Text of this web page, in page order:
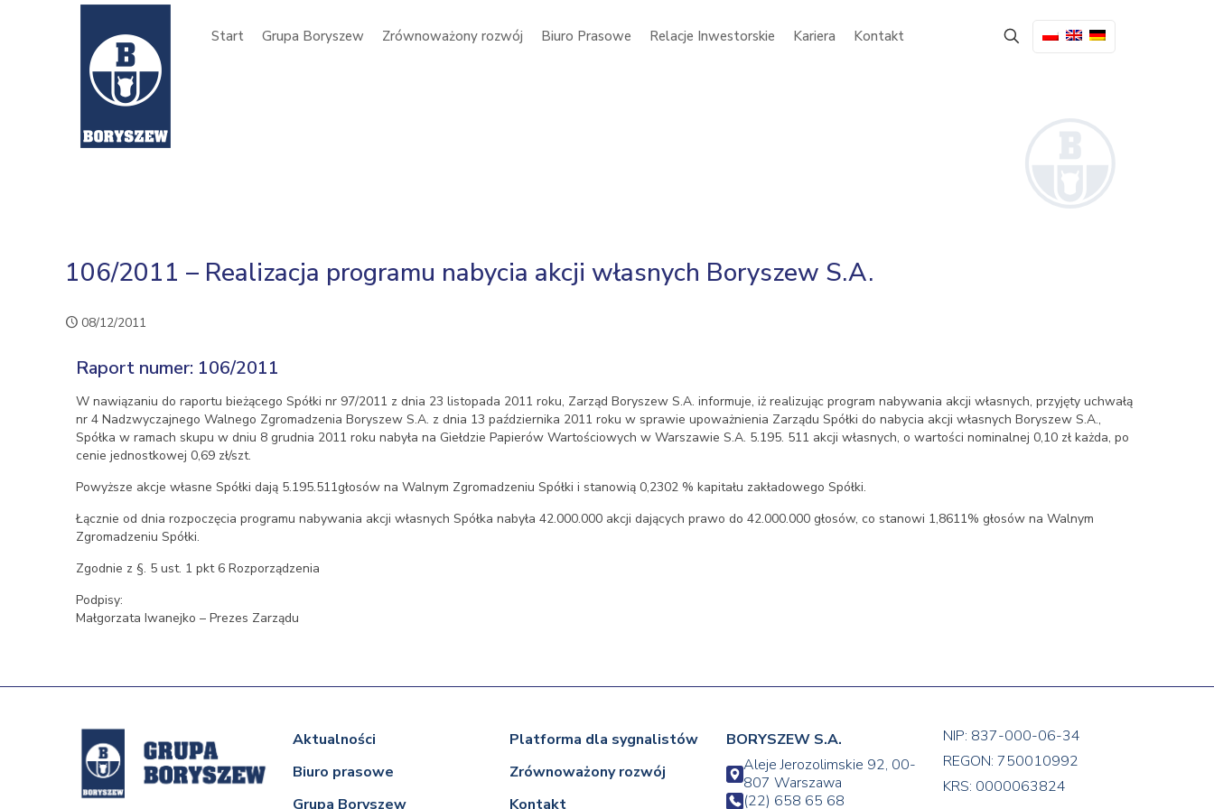
Start Grupa Boryszew Zrównoważony rozwój Biuro Prasowe Relacje Inwestorskie Kariera Kontakt
106/2011 – Realizacja programu nabycia akcji własnych Boryszew S.A.
08/12/2011
Raport numer: 106/2011
W nawiązaniu do raportu bieżącego Spółki nr 97/2011 z dnia 23 listopada 2011 roku, Zarząd Boryszew S.A. informuje, iż realizując program nabywania akcji własnych, przyjęty uchwałą
nr 4 Nadzwyczajnego Walnego Zgromadzenia Boryszew S.A. z dnia 13 października 2011 roku w sprawie upoważnienia Zarządu Spółki do nabycia akcji własnych Boryszew S.A.,
Spółka w ramach skupu w dniu 8 grudnia 2011 roku nabyła na Giełdzie Papierów Wartościowych w Warszawie S.A. 5.195. 511 akcji własnych, o wartości nominalnej 0,10 zł każda, po
cenie jednostkowej 0,69 zł/szt.
Powyższe akcje własne Spółki dają 5.195.511głosów na Walnym Zgromadzeniu Spółki i stanowią 0,2302 % kapitału zakładowego Spółki.
Łącznie od dnia rozpoczęcia programu nabywania akcji własnych Spółka nabyła 42.000.000 akcji dających prawo do 42.000.000 głosów, co stanowi 1,8611% głosów na Walnym
Zgromadzeniu Spółki.
Zgodnie z §. 5 ust. 1 pkt 6 Rozporządzenia
Podpisy:
Małgorzata Iwanejko – Prezes Zarządu
Aktualności
Biuro prasowe
Grupa Boryszew
Platforma dla sygnalistów
Zrównoważony rozwój
Kontakt
BORYSZEW S.A.
Aleje Jerozolimskie 92, 00-
807 Warszawa
(22) 658 65 68
NIP: 837-000-06-34
REGON: 750010992
KRS: 0000063824